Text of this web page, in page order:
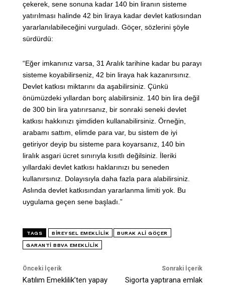
çekerek, sene sonuna kadar 140 bin liranın sisteme
yatırılması halinde 42 bin liraya kadar devlet katkısından
yararlanılabileceğini vurguladı. Göçer, sözlerini şöyle
sürdürdü:
“Eğer imkanınız varsa, 31 Aralık tarihine kadar bu parayı
sisteme koyabilirseniz, 42 bin liraya hak kazanırsınız.
Devlet katkısı miktarını da aşabilirsiniz. Çünkü
önümüzdeki yıllardan borç alabilirsiniz. 140 bin lira değil
de 300 bin lira yatırırsanız, bir sonraki seneki devlet
katkısı hakkınızı şimdiden kullanabilirsiniz. Örneğin,
arabamı sattım, elimde para var, bu sistem de iyi
getiriyor deyip bu sisteme para koyarsanız, 140 bin
liralık asgari ücret sınırıyla kısıtlı değilsiniz. İleriki
yıllardaki devlet katkısı haklarınızı bu seneden
kullanırsınız. Dolayısıyla daha fazla para alabilirsiniz.
Aslında devlet katkısından yararlanma limiti yok. Bu
uygulama geçen sene başladı.”
TAGS BIREYSEL EMEKLILIK BURAK ALI GÖÇER
GARANTI BBVA EMEKLILIK
Önceki İçerik
Katılım Emeklilik’ten yapay
Sonraki İçerik
Sigorta yaptırana emlak